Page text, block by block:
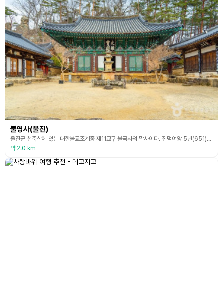
불영사(울진)
울진군 천축산에 있는 대한불교조계종 제11교구 불국사의 말사이다. 진덕여왕 5년(651)에 의상대사가 세운 사찰로, 산에 있는 부처님과 같은 바위의 그림자가 못에 항상 비춰져 절 이름을 구룡사에서 불영사로 개칭하였다. 조선 태조 5년(1396) 화재로 소실된 것을 이듬해 소운대사가 중건하였고 그 후 1500, 1608년 등 총 4번의 중수가 있었다. 현재 보존되고 있는 건물은 대웅보전을 비롯하여 관음전, 응진전, 응향각, 황화실, 설선당, 법영루, 칠성
약 2.0 km